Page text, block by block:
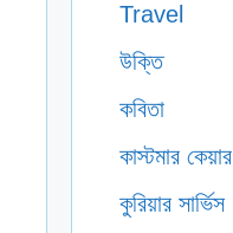
Travel
উক্তি
কবিতা
কাস্টমার কেয়ার
কুরিয়ার সার্ভিস